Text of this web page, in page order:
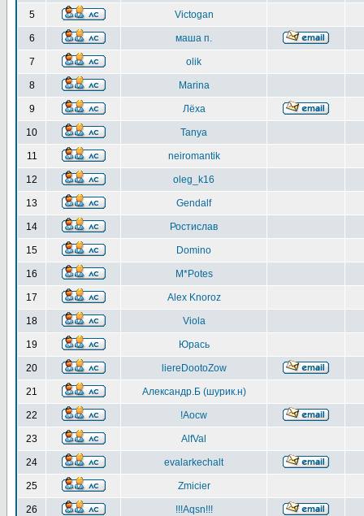
5 Victogan
6 маша п.
7 olik
8 Marina
9 Лёха
10 Tanya
11 neiromantik
12 oleg_k16
13 Gendalf
14 Ростислав
15 Domino
16 M*Potes
17 Alex Knoroz
18 Viola
19 Юрась
20 liereDootoZow
21 Александр.Б (шурик.н)
22 !Aocw
23 AlfVal
24 evalarkechalt
25 Zmicier
26 !!!Aqsn!!!